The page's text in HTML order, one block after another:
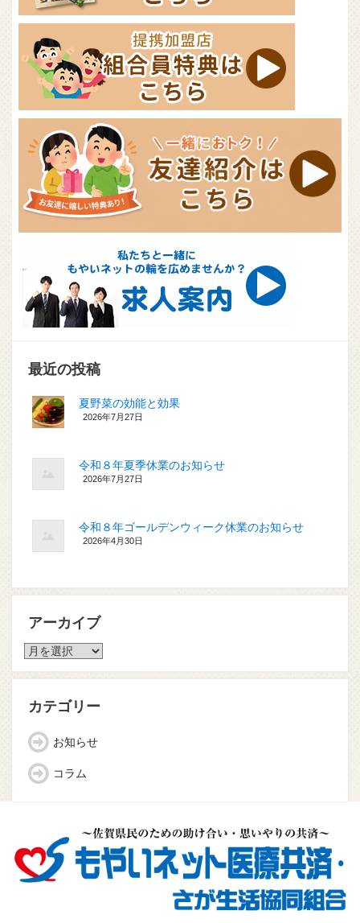
最近の投稿
夏野菜の効能と効果
2026年7月27日
令和８年夏季休業のお知らせ
2026年7月27日
令和８年ゴールデンウィーク休業のお知らせ
2026年4月30日
アーカイブ
ア
カ
ブ
カテゴリー
お知らせ
コラム